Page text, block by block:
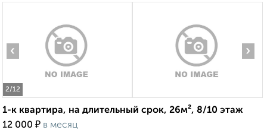
2/12
‹ ›
1-к квартира, на длительный срок, 26м², 8/10 этаж
12 000 ₽ в месяц